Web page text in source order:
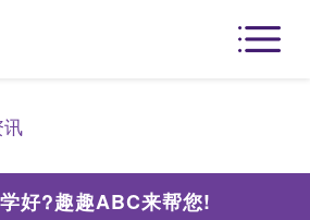
好?趣趣ABC来帮您!